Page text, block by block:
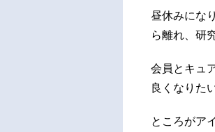
昼休みにな
ら離れ、研
会員とキュ
良くなりた
ところがア